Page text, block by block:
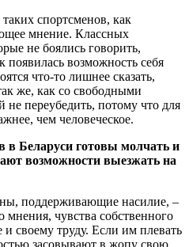
спортсменов, как
мнение. Классных
не боялись говорить,
возможность себя
что-то лишнее сказать,
же, как со свободными
переубедить, потому что для
чем человеческое.
в Беларуси готовы молчать и
возможности выезжать на
поддерживающие насилие, –
мнения, чувства собственного
и своему труду. Если им плевать
засовывают в жопу свою